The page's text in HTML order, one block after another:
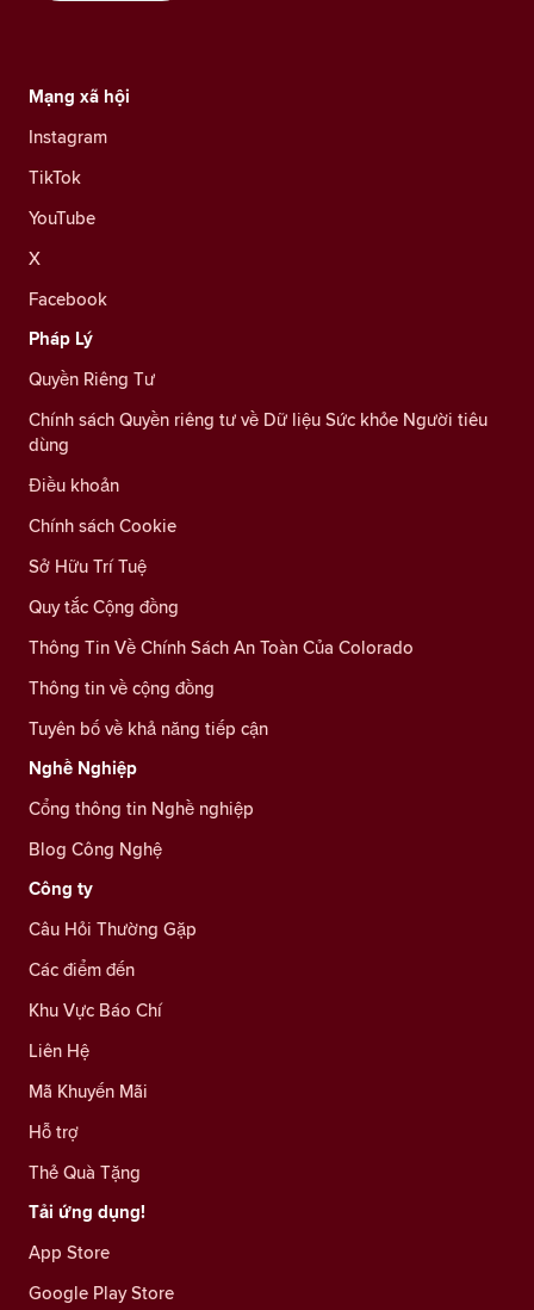
Mạng xã hội
Instagram
TikTok
YouTube
X
Facebook
Pháp Lý
Quyền Riêng Tư
Chính sách Quyền riêng tư về Dữ liệu Sức khỏe Người tiêu
dùng
Điều khoản
Chính sách Cookie
Sở Hữu Trí Tuệ
Quy tắc Cộng đồng
Thông Tin Về Chính Sách An Toàn Của Colorado
Thông tin về cộng đồng
Tuyên bố về khả năng tiếp cận
Nghề Nghiệp
Cổng thông tin Nghề nghiệp
Blog Công Nghệ
Công ty
Câu Hỏi Thường Gặp
Các điểm đến
Khu Vực Báo Chí
Liên Hệ
Mã Khuyến Mãi
Hỗ trợ
Thẻ Quà Tặng
Tải ứng dụng!
App Store
Google Play Store